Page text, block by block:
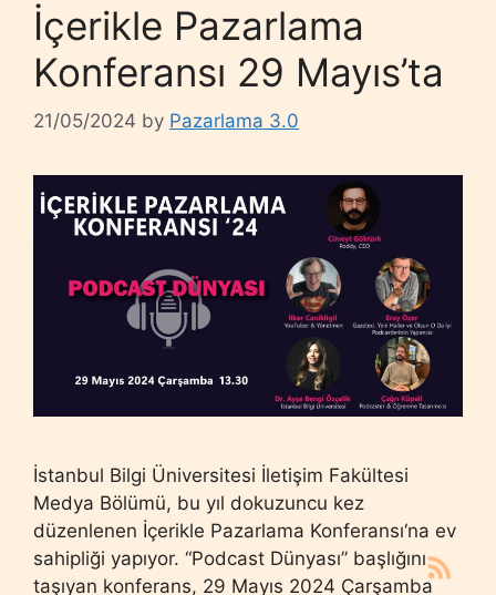
İçerikle Pazarlama
Konferansı 29 Mayıs’ta
21/05/2024 by Pazarlama 3.0
İstanbul Bilgi Üniversitesi İletişim Fakültesi
Medya Bölümü, bu yıl dokuzuncu kez
düzenlenen İçerikle Pazarlama Konferansı‘na ev
sahipliği yapıyor. “Podcast Dünyası” başlığını
taşıyan konferans, 29 Mayıs 2024 Çarşamba